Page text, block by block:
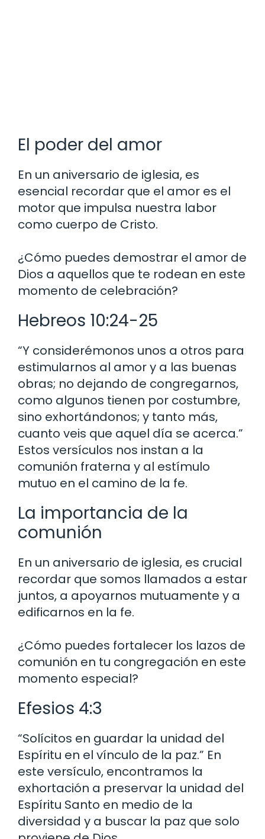
El poder del amor
En un aniversario de iglesia, es
esencial recordar que el amor es el
motor que impulsa nuestra labor
como cuerpo de Cristo.
¿Cómo puedes demostrar el amor de
Dios a aquellos que te rodean en este
momento de celebración?
Hebreos 10:24-25
“Y considerémonos unos a otros para
estimularnos al amor y a las buenas
obras; no dejando de congregarnos,
como algunos tienen por costumbre,
sino exhortándonos; y tanto más,
cuanto veis que aquel día se acerca.”
Estos versículos nos instan a la
comunión fraterna y al estímulo
mutuo en el camino de la fe.
La importancia de la
comunión
En un aniversario de iglesia, es crucial
recordar que somos llamados a estar
juntos, a apoyarnos mutuamente y a
edificarnos en la fe.
¿Cómo puedes fortalecer los lazos de
comunión en tu congregación en este
momento especial?
Efesios 4:3
“Solícitos en guardar la unidad del
Espíritu en el vínculo de la paz.” En
este versículo, encontramos la
exhortación a preservar la unidad del
Espíritu Santo en medio de la
diversidad y a buscar la paz que solo